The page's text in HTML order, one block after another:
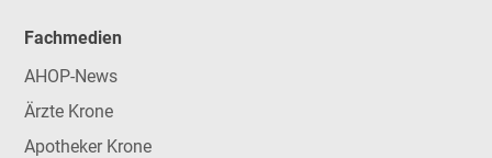
Fachmedien
AHOP-News
Ärzte Krone
Apotheker Krone